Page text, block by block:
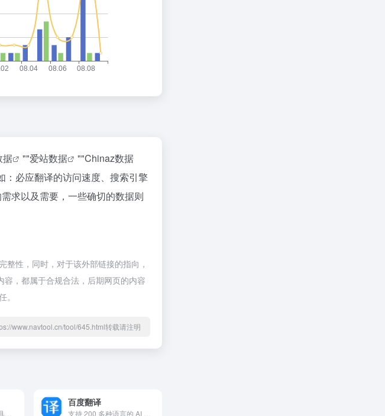
据 ""爱站数据 ""Chinaz数据
：必应翻译的访问速度、搜索引擎
求以及需要，一些确切的数据则
性，同时，对于该外部链接的指向，
，都属于合规合法，后期网页的内容
www.navtool.cn/tool/645.html转载请注明
百度翻译